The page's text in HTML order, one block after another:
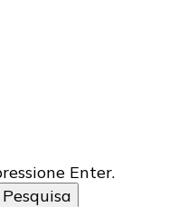
para pizzas,
seu comércio com a
conteúdos!
Enter.